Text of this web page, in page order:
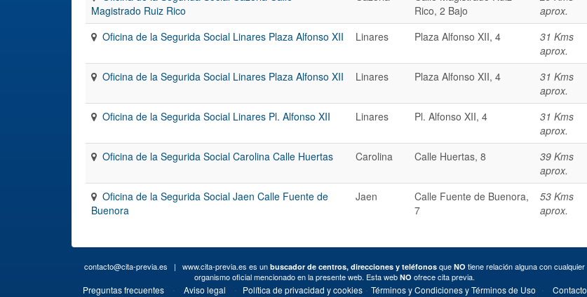
Magistrado Ruiz Rico
Rico, 2 Bajo
aprox.
Oficina de la Segurida Social Linares Plaza Alfonso XII
Linares Plaza Alfonso XII, 4
31 Kms
aprox.
Oficina de la Segurida Social Linares Plaza Alfonso XII
Linares Plaza Alfonso XII, 4
31 Kms
aprox.
Oficina de la Segurida Social Linares Pl. Alfonso XII
Linares Pl. Alfonso XII, 4
31 Kms
aprox.
Oficina de la Segurida Social Carolina Calle Huertas
Carolina Calle Huertas, 8
39 Kms
aprox.
Oficina de la Segurida Social Jaen Calle Fuente de
Buenora
Jaen
Calle Fuente de Buenora,
7
53 Kms
aprox.
contacto@cita-previa.es | www.cita-previa.es es un buscador de centros, direcciones y teléfonos que NO tiene relación alguna con cualquier
organismo oficial mencionado en la presente web. Esta web NO ofrece cita previa.
Preguntas frecuentes· Aviso legal · Política de privacidad y cookies· Términos y Condiciones y Términos de Uso · Contacto